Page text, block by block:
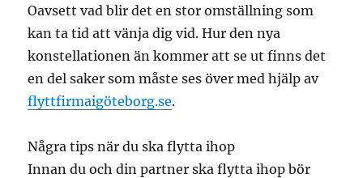
Oavsett vad blir det en stor omställning som
kan ta tid att vänja dig vid. Hur den nya
konstellationen än kommer att se ut finns det
en del saker som måste ses över med hjälp av
flyttfirmaigöteborg.se.
Några tips när du ska flytta ihop
Innan du och din partner ska flytta ihop bör